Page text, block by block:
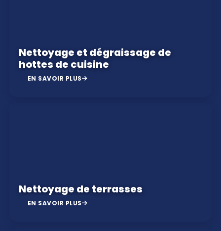
Nettoyage et dégraissage de
hottes de cuisine
EN SAVOIR PLUS
Nettoyage de terrasses
EN SAVOIR PLUS